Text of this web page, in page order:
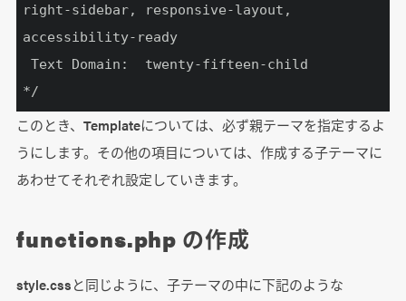
right-sidebar, responsive-layout,
accessibility-ready
Text Domain:  twenty-fifteen-child
*/
このとき、Templateについては、必ず親テーマを指定するよ
うにします。その他の項目については、作成する子テーマに
あわせてそれぞれ設定していきます。
functions.php の作成
style.cssと同じように、子テーマの中に下記のような